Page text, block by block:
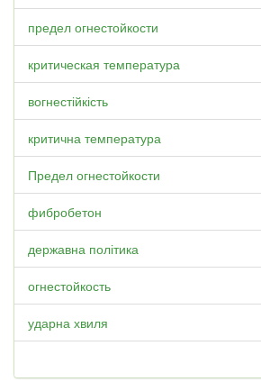
предел огнестойкости
критическая температура
вогнестійкість
критична температура
Предел огнестойкости
фибробетон
державна політика
огнестойкость
ударна хвиля